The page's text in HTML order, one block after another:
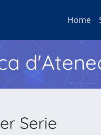
Home
Serie